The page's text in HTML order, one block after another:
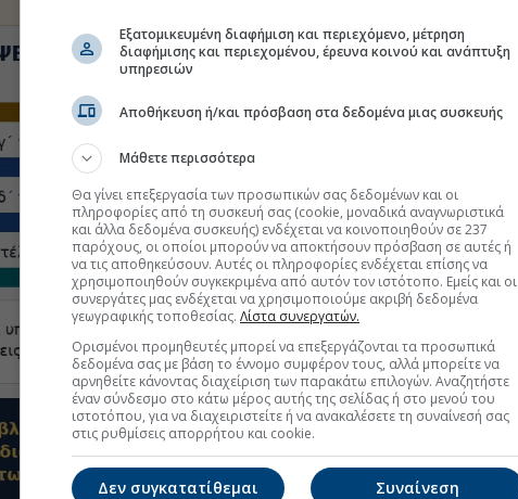
Εξατομικευμένη διαφήμιση και περιεχόμενο, μέτρηση
διαφήμισης και περιεχομένου, έρευνα κοινού και ανάπτυξη
υπηρεσιών
Αποθήκευση ή/και πρόσβαση στα δεδομένα μιας συσκευής
Μάθετε περισσότερα
Θα γίνει επεξεργασία των προσωπικών σας δεδομένων και οι
πληροφορίες από τη συσκευή σας (cookie, μοναδικά αναγνωριστικά
και άλλα δεδομένα συσκευής) ενδέχεται να κοινοποιηθούν σε 237
παρόχους, οι οποίοι μπορούν να αποκτήσουν πρόσβαση σε αυτές ή
να τις αποθηκεύσουν. Αυτές οι πληροφορίες ενδέχεται επίσης να
χρησιμοποιηθούν συγκεκριμένα από αυτόν τον ιστότοπο. Εμείς και οι
συνεργάτες μας ενδέχεται να χρησιμοποιούμε ακριβή δεδομένα
γεωγραφικής τοποθεσίας. Λίστα συνεργατών.
Ορισμένοι προμηθευτές μπορεί να επεξεργάζονται τα προσωπικά
δεδομένα σας με βάση το έννομο συμφέρον τους, αλλά μπορείτε να
αρνηθείτε κάνοντας διαχείριση των παρακάτω επιλογών. Αναζητήστε
έναν σύνδεσμο στο κάτω μέρος αυτής της σελίδας ή στο μενού του
ιστοτόπου, για να διαχειριστείτε ή να ανακαλέσετε τη συναίνεσή σας
στις ρυθμίσεις απορρήτου και cookie.
Συναίνεση
Δεν συγκατατίθεμαι